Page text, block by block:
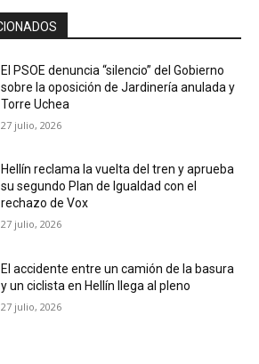
El PSOE denuncia “silencio” del Gobierno
sobre la oposición de Jardinería anulada y
Torre Uchea
27 julio, 2026
Hellín reclama la vuelta del tren y aprueba
su segundo Plan de Igualdad con el
rechazo de Vox
27 julio, 2026
El accidente entre un camión de la basura
y un ciclista en Hellín llega al pleno
27 julio, 2026